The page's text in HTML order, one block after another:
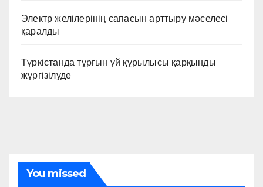
Электр желілерінің сапасын арттыру мәселесі
қаралды
Түркістанда тұрғын үй құрылысы қарқынды
жүргізілуде
You missed